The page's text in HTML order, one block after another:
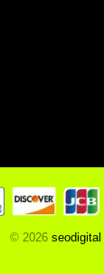
© 2026 seodigital